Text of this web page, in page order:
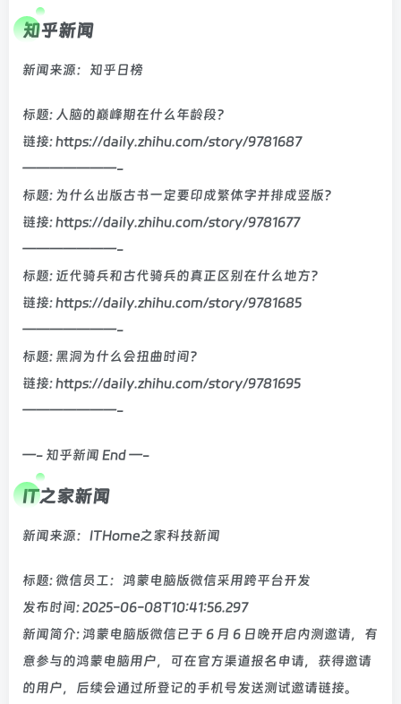
知乎新闻
新闻来源：知乎日榜
标题: 人脑的巅峰期在什么年龄段?
链接: https://daily.zhihu.com/story/9781687
———————-
标题: 为什么出版古书一定要印成繁体字并排成竖版？
链接: https://daily.zhihu.com/story/9781677
———————-
标题: 近代骑兵和古代骑兵的真正区别在什么地方？
链接: https://daily.zhihu.com/story/9781685
———————-
标题: 黑洞为什么会扭曲时间？
链接: https://daily.zhihu.com/story/9781695
———————-
—- 知乎新闻 End —-
IT之家新闻
新闻来源：ITHome之家科技新闻
标题: 微信员工：鸿蒙电脑版微信采用跨平台开发
发布时间: 2025-06-08T10:41:56.297
新闻简介: 鸿蒙电脑版微信已于 6 月 6 日晚开启内测邀请，有
意参与的鸿蒙电脑用户，可在官方渠道报名申请，获得邀请
的用户，后续会通过所登记的手机号发送测试邀请链接。